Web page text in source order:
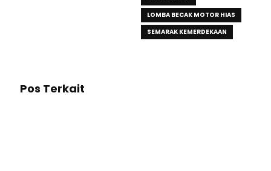
LOMBA BECAK MOTOR HIAS
SEMARAK KEMERDEKAAN
Pos Terkait